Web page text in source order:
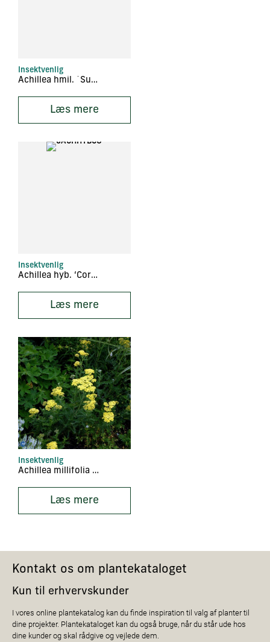
Insektvenlig
Achillea hmil. ´Summer Pastels´
Læs mere
Insektvenlig
Achillea hyb. ‘Coronation Gold’
Læs mere
Insektvenlig
Achillea millifolia ‘Credo’
Læs mere
Kontakt os om plantekataloget
Kun til erhvervskunder
I vores online plantekatalog kan du finde inspiration til valg af planter til
dine projekter. Plantekataloget kan du også bruge, når du står ude hos
dine kunder og skal rådgive og vejlede dem.